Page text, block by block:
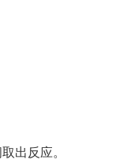
出反应。